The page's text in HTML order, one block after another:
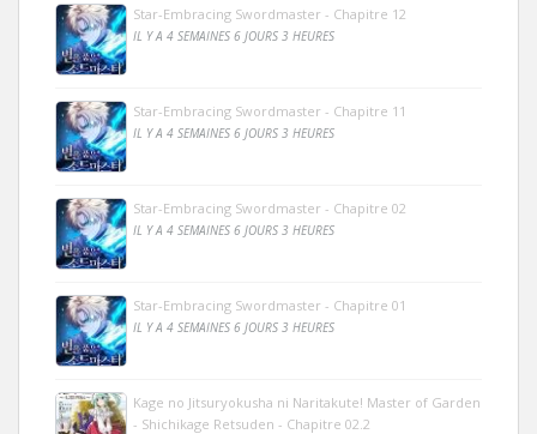
Star-Embracing Swordmaster - Chapitre 12
IL Y A 4 SEMAINES 6 JOURS 3 HEURES
Star-Embracing Swordmaster - Chapitre 11
IL Y A 4 SEMAINES 6 JOURS 3 HEURES
Star-Embracing Swordmaster - Chapitre 02
IL Y A 4 SEMAINES 6 JOURS 3 HEURES
Star-Embracing Swordmaster - Chapitre 01
IL Y A 4 SEMAINES 6 JOURS 3 HEURES
Kage no Jitsuryokusha ni Naritakute! Master of Garden
- Shichikage Retsuden - Chapitre 02.2